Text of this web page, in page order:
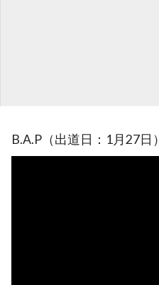
B.A.P（出道日：1月27日）